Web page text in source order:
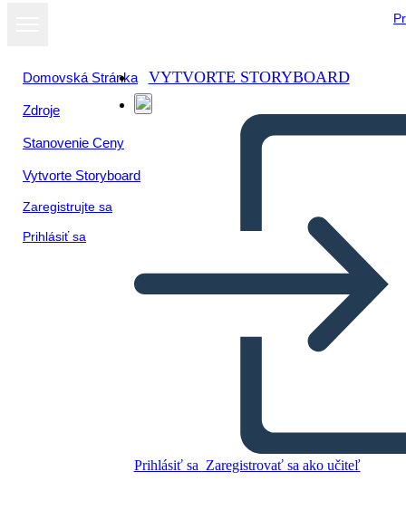
Domovská Stránka
Zdroje
Stanovenie Ceny
Vytvorte Storyboard
Zaregistrujte sa
Prihlásiť sa
VYTVORTE STORYBOARD
Prihlásiť sa Zaregistrovať sa ako učiteľ
Šablóna Mini Persona
Skopírujte tento Storyboard
VYTVORIŤ STORYBOARD